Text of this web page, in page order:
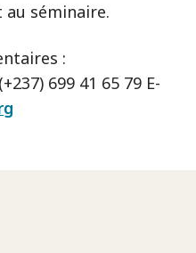
séminaire.
:
699 41 65 79 E-